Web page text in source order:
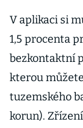
V aplikaci si
1,5 procenta
bezkontaktní
kterou
tuzemského
korun).